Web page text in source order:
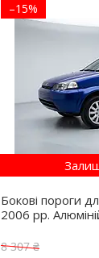
–15%
Бокові пороги
2006 рр.
8 307 ₴